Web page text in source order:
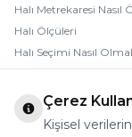
Halı Metrekaresi Nasıl
Halı Ölçüleri
Halı Seçimi Nasıl
Halı Rengi Nasıl Seçilir?
Halı Temizliği Nasıl
Bebek Halı Temizliği
Çerez
Kişisel